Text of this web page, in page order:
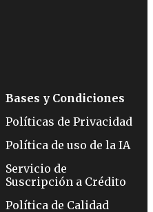
Bases y Condiciones
Políticas de Privacidad
Política de uso de la IA
Servicio de
Suscripción a Crédito
Política de Calidad